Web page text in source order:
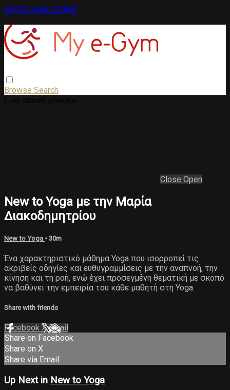
Skip to main content
Browse Search
Close Open
New to Yoga με την Μαρία
Διακοδημητρίου
New to Yoga • 30m
Ένα χαρακτηριστικό μάθημα Yoga που ισορροπεί τις
ακριβείς οδηγίες και ευθυγραμμίσεις με την αναπνοή, την
κίνηση και τη ροή, ενώ έχει προσεγμένη θεματική με σκοπό
να βαθύνει την εμπειρία του κάθε μαθητή στη Yoga.
Share with friends
Facebook XEmail
Share on Facebook
Share on X
Share via Email
Up Next in New to Yoga